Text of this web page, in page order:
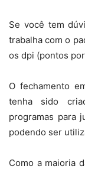
Se você tem
trabalha com o
os dpi (pontos
O fechamento
tenha sido
programas para
podendo ser
Como a maioria